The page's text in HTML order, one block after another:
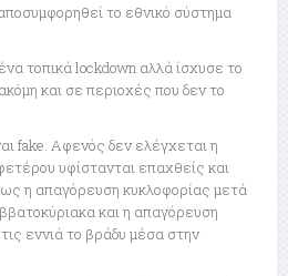
το εθνικό σύστημα
τοπικά lockdown αλλά ίσχυσε το
και σε περιοχές που δεν το
fake. Αφενός δεν ελέγχεται η
υφίστανται επαχθείς και
η απαγόρευση κυκλοφορίας μετά
και η απαγόρευση
εννιά το βράδυ μέσα στην